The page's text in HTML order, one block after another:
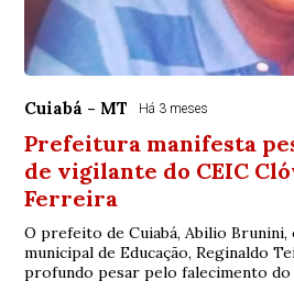
Cuiabá - MT Há 3 meses
Prefeitura manifesta
de vigilante do CEIC
Ferreira
O prefeito de Cuiabá, Abilio
municipal de Educação, Reginaldo
profundo pesar pelo falecimento do